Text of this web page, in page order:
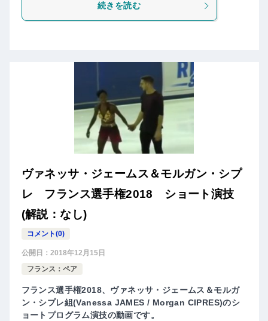
続きを読む
ヴァネッサ・ジェームス＆モルガン・シプ
レ フランス選手権2018 ショート演技
(解説：なし)
コメント(0)
公開日： 2018年12月15日
フランス：ペア
フランス選手権2018、ヴァネッサ・ジェームス＆モルガ
ン・シプレ組(Vanessa JAMES / Morgan CIPRES)のシ
ョートプログラム演技の動画です。